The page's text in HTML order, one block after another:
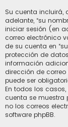
Su cuenta incluirá,
adelante, “su
iniciar sesión (en
correo electrónico
de su cuenta en
protección de
información
dirección de
puede ser
En todos los
cuenta se muestra
no los correos
software phpBB.